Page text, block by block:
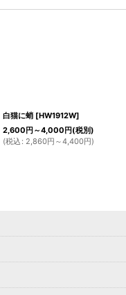
白猫に蛸 [HW1912W]
2,600 円 ～4,000 円 (税別)
(税込 : 2,860円 ～4,400円)